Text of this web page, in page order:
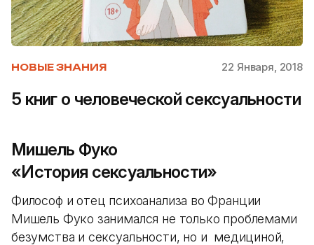
НОВЫЕ ЗНАНИЯ 22 Января, 2018
5 книг о человеческой сексуальности
Мишель Фуко
«История сексуальности»
Философ и отец психоанализа во Франции
Мишель Фуко занимался не только проблемами
безумства и сексуальности, но и медициной,